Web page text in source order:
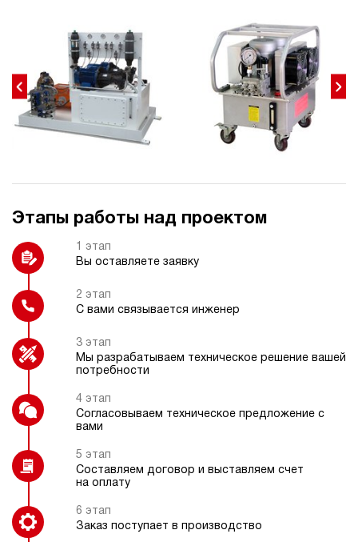
Фильтр напорный с индикатором
загрязнения
Защитный каркас
Взрывозащищенное электрическое
Гидравлический замок
Регулятор давления
(специальная)
Датчик уровня
Этапы работы над проектом
1 этап
Вы оставляете заявку
2 этап
С вами связывается инженер
3 этап
Мы разрабатываем техническое решение вашей
потребности
4 этап
Согласовываем техническое предложение с
вами
5 этап
Составляем договор и выставляем счет
на оплату
6 этап
Заказ поступает в производство